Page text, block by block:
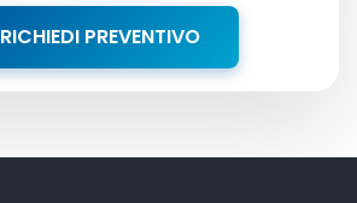
RICHIEDI PREVENTIVO